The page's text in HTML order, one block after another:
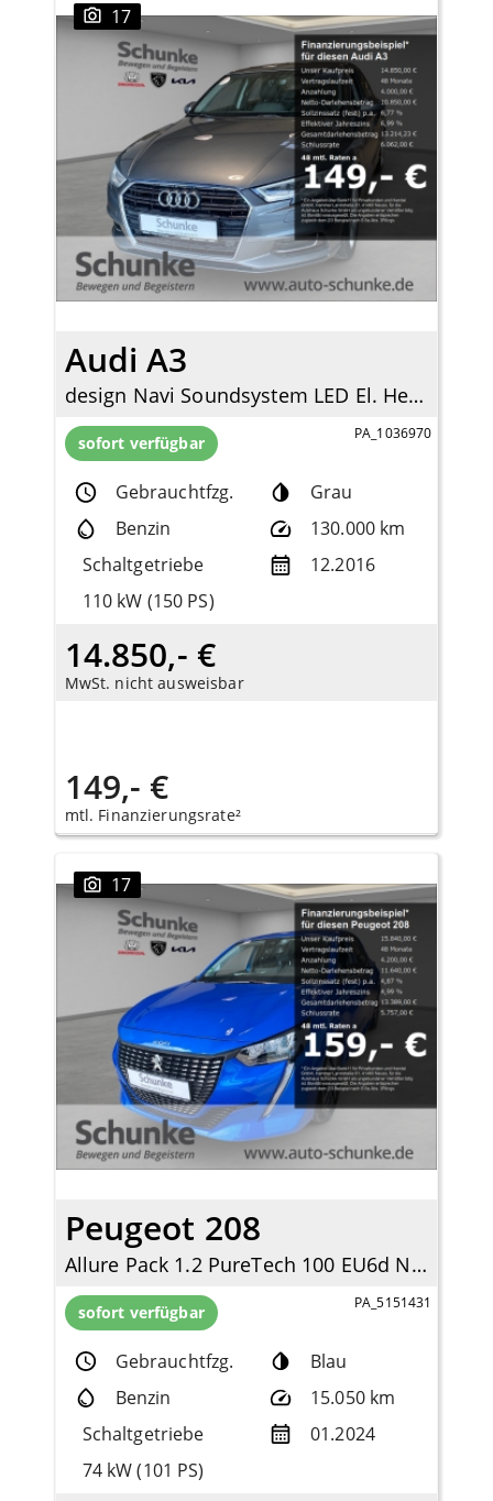
17
Audi A3
design Navi Soundsystem LED El. Heckklappe 2-Zonen-Klimaautom SHZ Totwinkelassistent
sofort verfügbar PA_1036970
Gebrauchtfzg.
Grau
Benzin
130.000 km
Schaltgetriebe
12.2016
110 kW (150 PS)
14.850,- €
MwSt. nicht ausweisbar
149,- €
mtl. Finanzierungsrate²
17
Peugeot 208
Allure Pack 1.2 PureTech 100 EU6d Navi Digitales Cockpit LED Apple CarPlay Android Auto
sofort verfügbar PA_5151431
Gebrauchtfzg.
Blau
Benzin
15.050 km
Schaltgetriebe
01.2024
74 kW (101 PS)